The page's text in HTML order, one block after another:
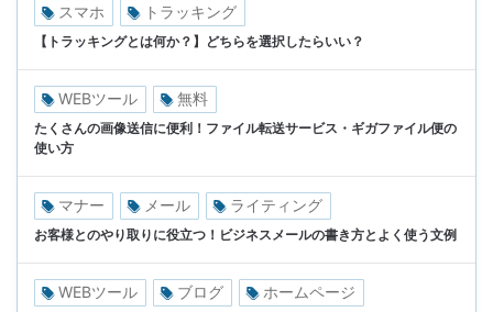
スマホ トラッキング
【トラッキングとは何か？】どちらを選択したらいい？
WEBツール 無料
たくさんの画像送信に便利！ファイル転送サービス・ギガファイル便の
使い方
マナー メール ライティング
お客様とのやり取りに役立つ！ビジネスメールの書き方とよく使う文例
WEBツール ブログ ホームページ